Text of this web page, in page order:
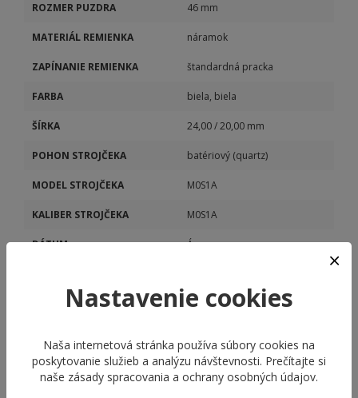
ROZMER PUZDRA 46 mm
MATERIÁL REMIENKA náramok
ZAPÍNANIE REMIENKA štandardná pracka
FARBA biela, biela
ŠÍRKA 24,00 / 20,00 mm
POHON STROJČEKA batériový (quartz)
MODEL STROJČEKA M0S1A
KALIBER STROJČEKA M0S1A
DÁTUM Áno
Nastavenie cookies
Naša internetová stránka používa súbory cookies na
poskytovanie služieb a analýzu návštevnosti. Prečítajte si
naše zásady spracovania a ochrany osobných údajov.